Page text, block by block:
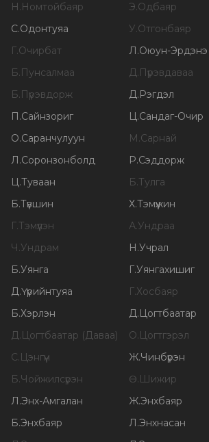
Н.Номтойбаяр Э.Одбаяр
С.Одонтуяа У.Отгонбаяр
Г.Очирбат Л.Оюун-Эрдэнэ
Б.Пунсалмаа Д.Пүрэвдаваа
Б.Пүрэвдорж Д.Рэгдэл
П.Сайнзориг Ц.Сандаг-Очир
О.Саранчулуун М.Сарнай
Л.Соронзонболд Р.Сэддорж
Ц.Туваан Б.Тулга
Б.Түвшин Х.Тэмүүжин
Г.Тэмүүлэн А.Ундраа
Ч.Ундрам Н.Учрал
Б.Уянга Г.Уянгахишиг
Д.Үүрийнтуяа Г.Хосбаяр
Б.Хэрлэн Д.Цогтбаатар
Д.Цогтбаатар (Даваа) О.Цогтгэрэл
С.Цэнгүүн Ж.Чинбүрэн
Б.Чойжилсүрэн Ө.Шижир
Л.Энх-Амгалан Ж.Энхбаяр
Б.Энхбаяр Л.Энхнасан